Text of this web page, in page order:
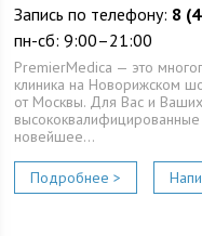
Запись по телефону: 8
пн-сб: 9:00–21:00
PremierMedica — это
клиника на Новорижском
от Москвы. Для Вас и
высококвалифицированные
новейшее…
Подробнее >